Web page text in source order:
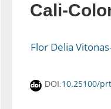
Cali-
Flor Delia
DOI:10.25100/